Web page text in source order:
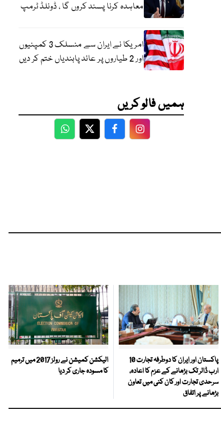
معاہدہ کرنا پسند کروں گا ، ڈونلڈ ٹرمپ
امریکا نے ایران سے منسلک 3 کمپنیوں
اور 2 طیاروں پر عائد پابندیاں ختم کر دیں
ہمیں فالو کریں
WhatsApp
TwitterFacebookFacebook
پاکستان اور ایران کا دوطرفہ تجارت 10
ارب ڈالر تک بڑھانے کے عزم کا اعادہ،
سرحدی تجارت اور کان کنی میں تعاون
بڑھانے پر اتفاق
الیکشن کمیشن نے رولز 2017 میں ترمیم
کا مسودہ جاری کر دیا